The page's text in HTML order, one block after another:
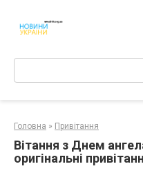
контенту
Поиск:
Головна » Привітання
Вітання з Днем
оригінальні